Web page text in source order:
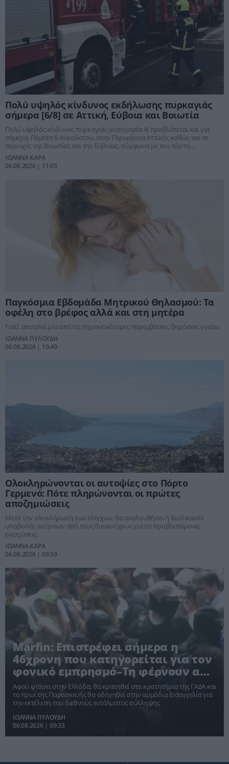
Πολύ υψηλός κίνδυνος εκδήλωσης πυρκαγιάς
σήμερα [6/8] σε Αττική, Εύβοια και Βοιωτία
Πολύ υψηλός κίνδυνος πυρκαγιάς (κατηγορία 4) προβλέπεται και για
σήμερα, Πέμπτη 6 Αυγούστου, στην Περιφέρεια Αττικής καθώς και σε
περιοχές της Βοιωτίας και της Εύβοιας, σύμφωνα με τον Χάρτη
Πρόβλεψης Κινδύνου Πυρκαγιάς που εκδίδει η Γενική Γραμματεία
Πολιτικής Προστασίας του υπουργείου Κλιματικής Κρίσης και Πολιτικής
Προστασίας.
ΙΩΑΝΝΑ ΚΑΡΑ
06.08.2026 | 11:03
Παγκόσμια Εβδομάδα Μητρικού Θηλασμού: Τα
οφέλη στο βρέφος αλλά και στη μητέρα
Γιατί αποτελεί μία από τις σημαντικότερες παρεμβάσεις δημόσιας υγείας
ΙΩΑΝΝΑ ΠΥΛΟΥΔΗ
06.08.2026 | 10:40
Ολοκληρώνονται οι αυτοψίες στο Πόρτο
Γερμενό: Πότε πληρώνονται οι πρώτες
αποζημιώσεις
Μετά την ολοκλήρωση των ελέγχων, θα ακολουθήσει η διαδικασία
υποβολής αιτήσεων από τους δικαιούχους για τις προβλεπόμενες
ενισχύσεις
ΙΩΑΝΝΑ ΚΑΡΑ
06.08.2026 | 09:59
Marfin: Επιστρέφει σήμερα η
46χρονη που κατηγορείται για τον
φονικό εμπρησμό–Τη φέρνουν από
Βρετανία
Αφού φτάσει στην Ελλάδα, θα κρατηθεί στα κρατητήρια της ΓΑΔΑ και
το πρωί της Παρασκευής θα οδηγηθεί στην αρμόδια Εισαγγελία για
την εκτέλεση του διεθνούς εντάλματος σύλληψης
ΙΩΑΝΝΑ ΠΥΛΟΥΔΗ
06.08.2026 | 09:33